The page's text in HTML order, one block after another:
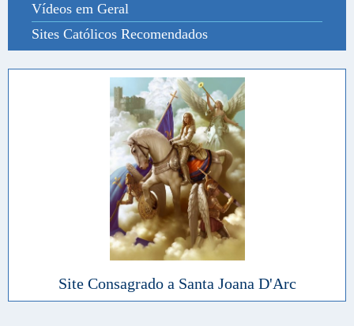
Vídeos em Geral
Sites Católicos Recomendados
Site Consagrado a Santa Joana D'Arc